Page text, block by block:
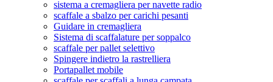
sistema a cremagliera per navette radio
scaffale a sbalzo per carichi pesanti
Guidare in cremagliera
Sistema di scaffalature per soppalco
scaffale per pallet selettivo
Spingere indietro la rastrelliera
Portapallet mobile